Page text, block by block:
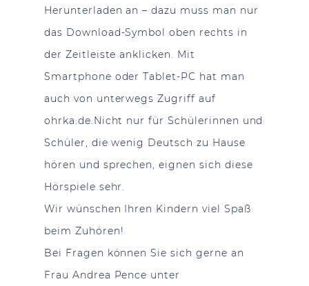
Herunterladen an – dazu muss man nur
das Download-Symbol oben rechts in
der Zeitleiste anklicken. Mit
Smartphone oder Tablet-PC hat man
auch von unterwegs Zugriff auf
ohrka.de.Nicht nur für Schülerinnen und
Schüler, die wenig Deutsch zu Hause
hören und sprechen, eignen sich diese
Hörspiele sehr.
Wir wünschen Ihren Kindern viel Spaß
beim Zuhören!
Bei Fragen können Sie sich gerne an
Frau Andrea Pence unter